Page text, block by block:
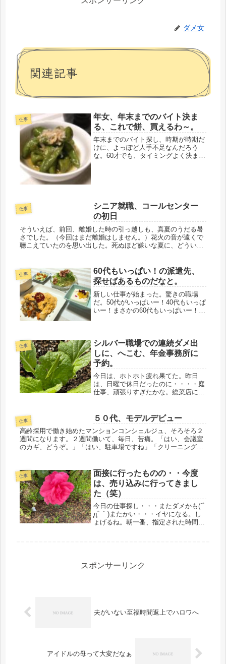
ダメ女
関連記事
仕事
年女、年末までのバイト決ま
る、これで餅、買えるわ～。
年末までのバイト探し、時期が時期だ
けに、よっぽど人手不足なんだろう
な。60才でも、タイミングよく決まっ
仕事
シニア就職、コールセンター
の初日
そういえば、前回、離婚した時の引っ越しも、真夏のうだる暑
さでした。（今回はまだ離婚はしません。）花火の音が遠くで
聴こえていたのを思い出した。死ぬほど嫌いな夏に、どういう
仕事
60代もいっぱい！の派遣先、
探せばあるものだなと。
新しい仕事が始まった。驚きの職場
だ。50代がいっぱいー！40代もいっぱ
いー！まさかの60代もいっぱいー！平
何か事情でもあるのだろうか、...
仕事
シルバー職場での連続ダメ出
しに、へこむ、年金事務所に
予約。
今日は、ホトホト疲れ果てた。昨日
は、日曜で休日だったのに・・・・庭
仕事、頑張りすぎたかな。総菜店に出
違っていたらしい。炊き込みご飯に入
れるニンジンって・・・・どんなカッ
トを...
仕事 ５０代、モデルデビュー
高齢採用で働き始めたマンションコンシェルジュ、そろそろ２
週間になります。２週間働いて、毎日、苦痛。「はい、会議室
のカギ、どうぞ。」「はい、駐車場ですね」「クリーニングの
仕事
面接に行ったものの・・今度
は、売り込みに行ってきまし
た（笑）
今日の仕事探し・・・またダメかも(´ﾟ
дﾟ｀)またかい・・・イヤになる。し
ょげるね。朝一番、指定された時間
スポンサーリンク
夫がいない至福時間返上でハロワへ
アイドルの母って大変だなぁ